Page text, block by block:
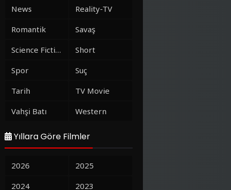
News
Reality-TV
Romantik
Savaş
Science Fiction
Short
Spor
Suç
Tarih
TV Movie
Vahşi Batı
Western
Yıllara Göre Filmler
2026
2025
2024
2023